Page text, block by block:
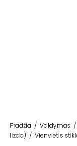
Pradžia / Valdymas /
lizdo) / Vienvietis